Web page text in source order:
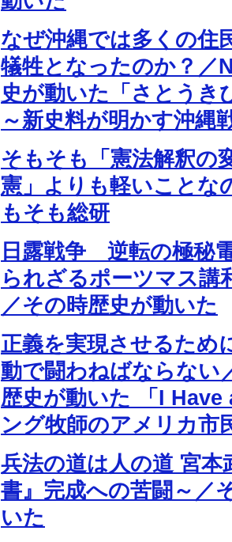
なぜ沖縄では多くの住
犠牲となったのか？／
史が動いた「さとうき
～新史料が明かす沖縄
そもそも「憲法解釈の
憲」よりも軽いことな
もそも総研
日露戦争 逆転の極秘
られざるポーツマス講
／その時歴史が動いた
正義を実現させるため
動で闘わねばならない
歴史が動いた 「I Have
ング牧師のアメリカ市
兵法の道は人の道 宮本
書』完成への苦闘～／
いた